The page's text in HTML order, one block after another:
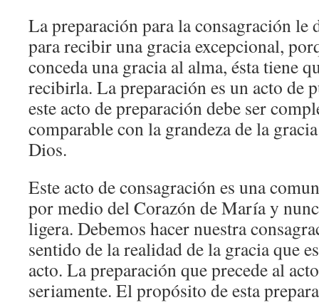
La preparación para la consagración le
para recibir una gracia excepcional,
conceda una gracia al alma, ésta tiene
recibirla. La preparación es un acto de
este acto de preparación debe ser
comparable con la grandeza de la
Dios.
Este acto de consagración es una
por medio del Corazón de María y
ligera. Debemos hacer nuestra
sentido de la realidad de la gracia que
acto. La preparación que precede al
seriamente. El propósito de esta